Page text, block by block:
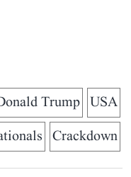
USA
Trump
Crackdown